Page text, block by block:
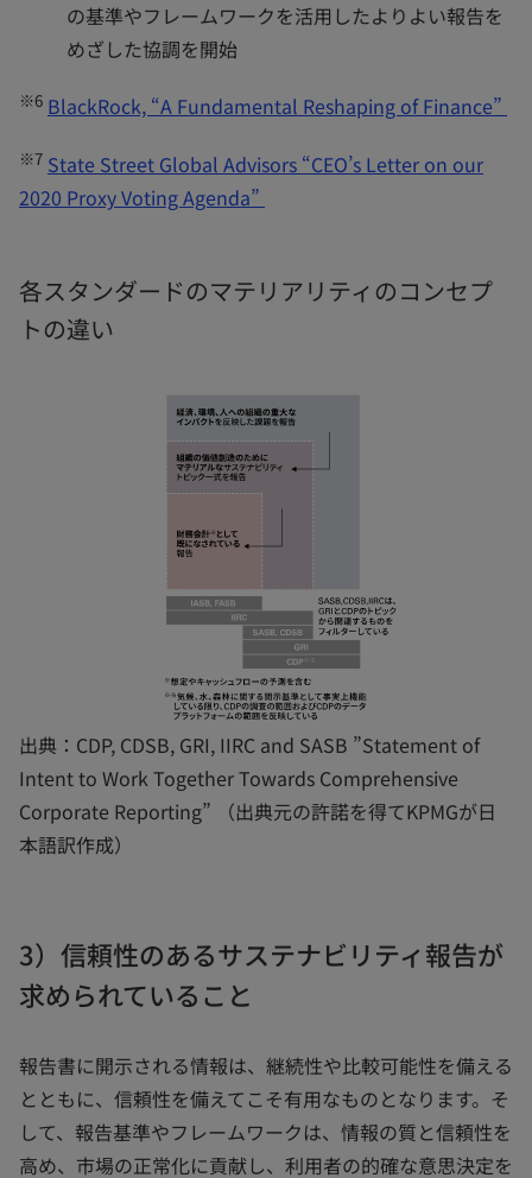
の基準やフレームワークを活用したよりよい報告を
めざした協調を開始
※6 BlackRock, “A Fundamental Reshaping of Finance”
※7 State Street Global Advisors “CEO’s Letter on our
2020 Proxy Voting Agenda”
各スタンダードのマテリアリティのコンセプ
トの違い
出典：CDP, CDSB, GRI, IIRC and SASB ”Statement of
Intent to Work Together Towards Comprehensive
Corporate Reporting” （出典元の許諾を得てKPMGが日
本語訳作成）
3）信頼性のあるサステナビリティ報告が
求められていること
報告書に開示される情報は、継続性や比較可能性を備える
とともに、信頼性を備えてこそ有用なものとなります。そ
して、報告基準やフレームワークは、情報の質と信頼性を
高め、市場の正常化に貢献し、利用者の的確な意思決定を